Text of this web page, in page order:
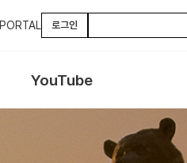
PORTAL 로그인
YouTube